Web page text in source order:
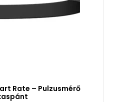
Rate – Pulzusmérő